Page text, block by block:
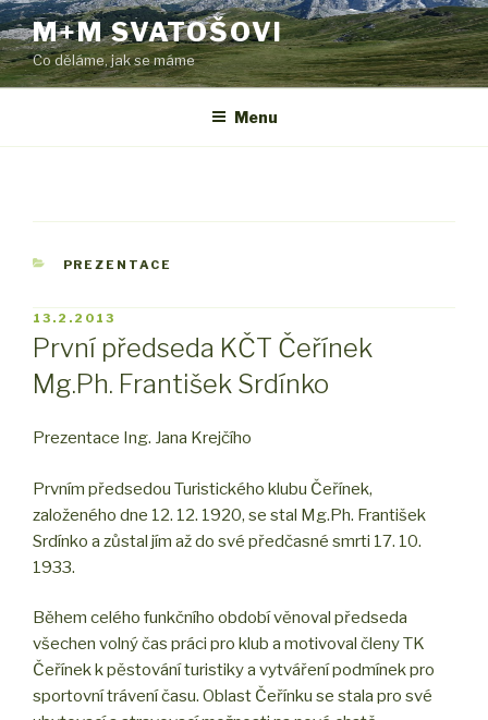
Přejít
k
obsahu
webu
M+M SVATOŠOVI
Co děláme, jak se máme
Menu
RUBRIKY
PREZENTACE
PUBLIKOVÁNO
13.2.2013
První předseda KČT Čeřínek
Mg.Ph. František Srdínko
Prezentace Ing. Jana Krejčího
Prvním předsedou Turistického klubu Čeřínek,
založeného dne 12. 12. 1920, se stal Mg.Ph. František
Srdínko a zůstal jím až do své předčasné smrti 17. 10.
1933.
Během celého funkčního období věnoval předseda
všechen volný čas práci pro klub a motivoval členy TK
Čeřínek k pěstování turistiky a vytváření podmínek pro
sportovní trávení času. Oblast Čeřínku se stala pro své